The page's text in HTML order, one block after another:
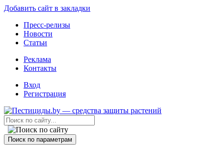
Добавить сайт в закладки
Пресс-релизы
Новости
Статьи
Реклама
Контакты
Вход
Регистрация
Поиск по параметрам